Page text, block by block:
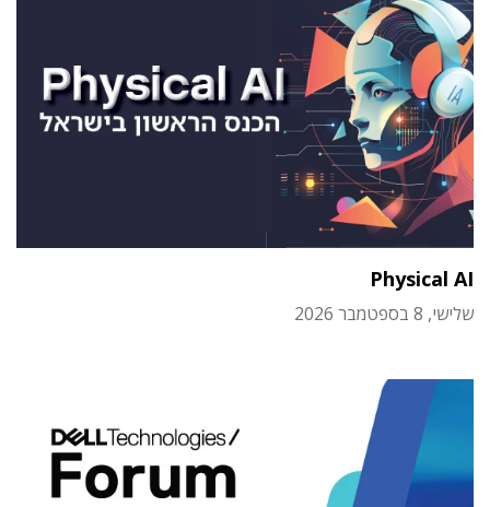
Physical AI
שלישי, 8 בספטמבר 2026